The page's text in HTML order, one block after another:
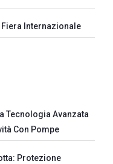
Fiera Internazionale
Tecnologia Avanzata
Con Pompe
Protezione